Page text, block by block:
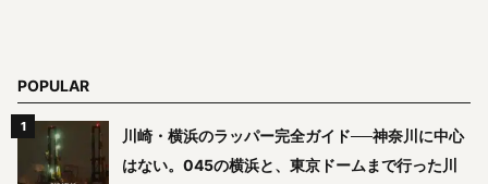
POPULAR
川崎・横浜のラッパー完全ガイド──神奈川に中心
はない。045の横浜と、東京ドームまで行った川